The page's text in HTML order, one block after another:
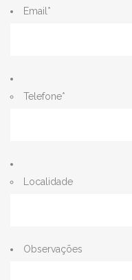
Email *
Telefone*
Localidade
Observações